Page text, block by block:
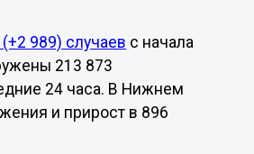
989) случаев с начала
213 873
24 часа. В Нижнем
и прирост в 896